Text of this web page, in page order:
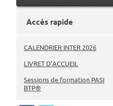
Accès rapide
CALENDRIER INTER 2026
LIVRET D’ACCUEIL
Sessions de formation PASI
BTP®